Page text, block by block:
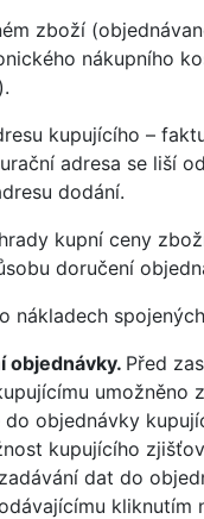
zboží
nákupního
kupujícího –
adresa se liší
dodání.
kupní ceny
doručení
nákladech
objednávky. Před
umožněno
do objednávky
kupujícího
dat do
kliknutím